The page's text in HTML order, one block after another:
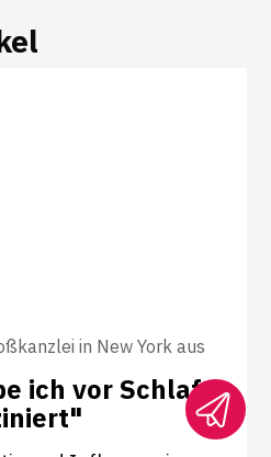
in New York aus
ich vor Schlaf­